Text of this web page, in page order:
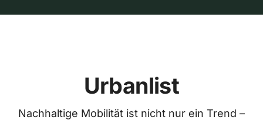
Urbanlist
Nachhaltige Mobilität ist nicht nur ein Trend –